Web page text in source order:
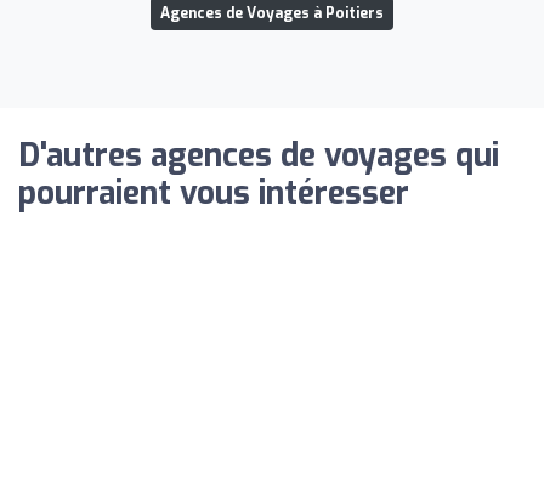
Agences de Voyages à Poitiers
D'autres agences de voyages qui
pourraient vous intéresser